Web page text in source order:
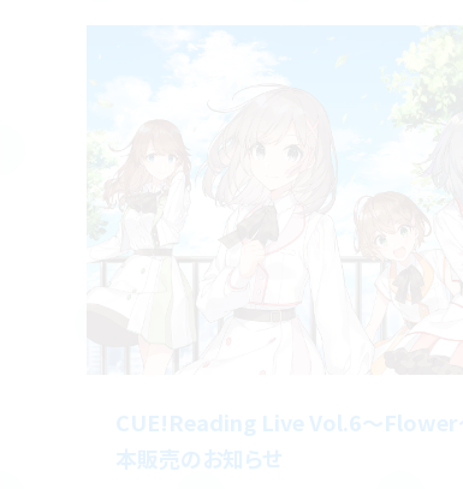
CUE!Reading Live Vol.6～
本販売のお知らせ